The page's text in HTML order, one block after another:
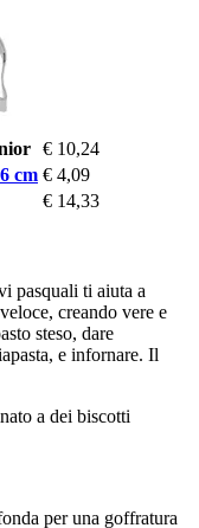
€ 10,24
cm € 4,09
€ 14,33
pasquali ti aiuta a
creando vere e
steso, dare
e infornare. Il
a dei biscotti
per una goffratura